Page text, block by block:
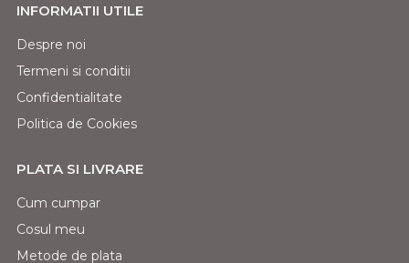
INFORMATII UTILE
Despre noi
Termeni si conditii
Confidentialitate
Politica de Cookies
PLATA SI LIVRARE
Cum cumpar
Cosul meu
Metode de plata